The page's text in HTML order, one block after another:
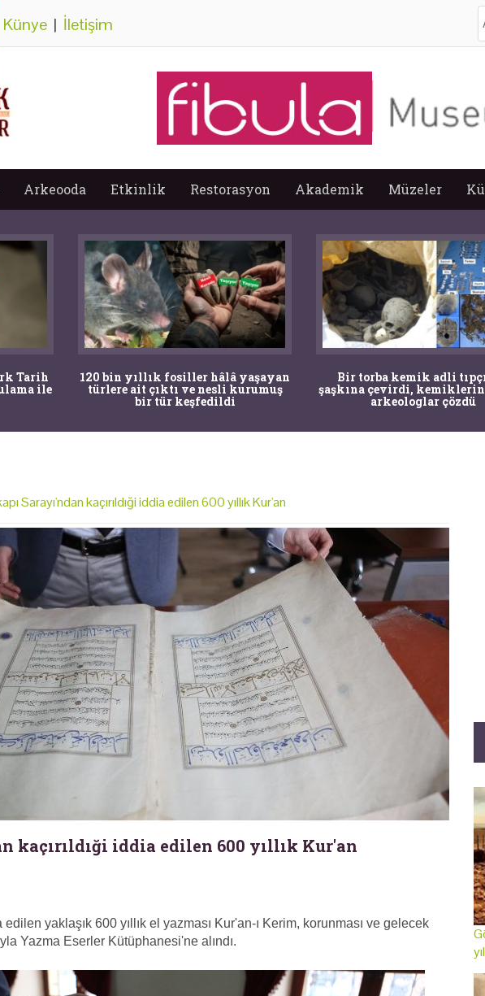
Künye | İletişim
Arkeooda Etkinlik Restorasyon Akademik Müzeler
Bir torba kemik adli tıpçıları
şaşkına çevirdi, kemiklerin sırrını
arkeologlar çözdü
Mandalya Körfezi’nde
çocuğun dikkati arkeolojik
yol açtı
Sarayı'ndan kaçırıldıği iddia edilen 600 yıllık Kur'an
kaçırıldıği iddia edilen 600 yıllık Kur'an
yaklaşık 600 yıllık el yazması Kur'an-ı Kerim, korunması ve gelecek
Yazma Eserler Kütüphanesi'ne alındı.